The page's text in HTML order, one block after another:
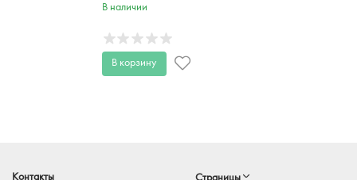
мл
В наличии
В корзину
Контакты